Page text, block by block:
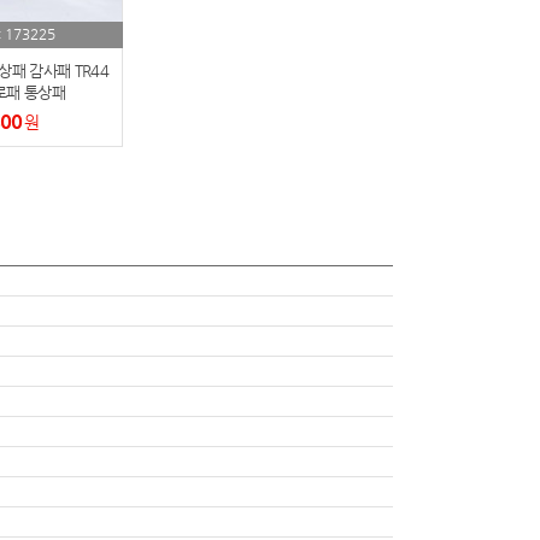
173225
패 감사패 TR44
패 통상패
원